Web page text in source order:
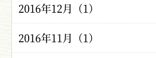
2016年12月（1）
2016年11月（1）